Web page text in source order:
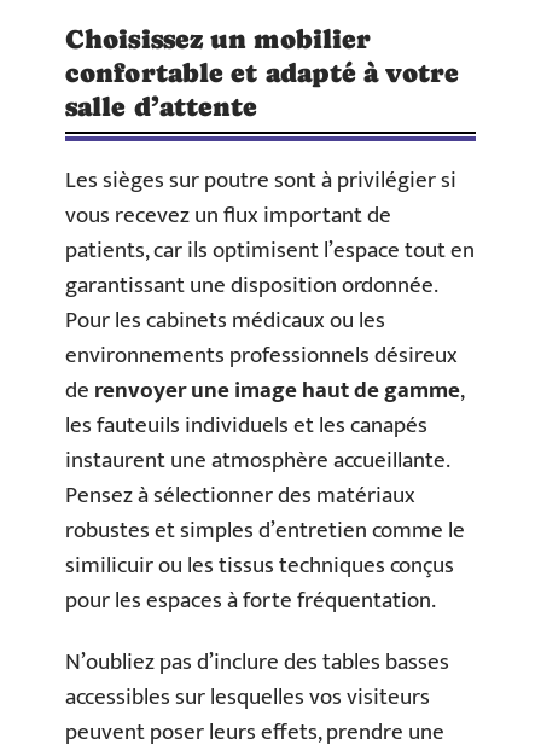
Choisissez un mobilier
confortable et adapté à votre
salle d’attente
Les sièges sur poutre sont à privilégier si
vous recevez un flux important de
patients, car ils optimisent l’espace tout en
garantissant une disposition ordonnée.
Pour les cabinets médicaux ou les
environnements professionnels désireux
derenvoyer une image haut de gamme,
les fauteuils individuels et les canapés
instaurent une atmosphère accueillante.
Pensez à sélectionner des matériaux
robustes et simples d’entretien comme le
similicuir ou les tissus techniques conçus
pour les espaces à forte fréquentation.
N’oubliez pas d’inclure des tables basses
accessibles sur lesquelles vos visiteurs
peuvent poser leurs effets, prendre une